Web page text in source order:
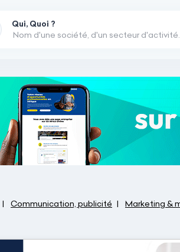
Qui, Quoi ?
Communication, publicité Marketing &